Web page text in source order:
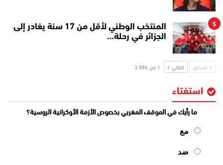
5
المنتخب الوطني لأقل من 17 سنة يغادر إلى
الجزائر في رحلة…
السابق التالي 1 من 3٬086
استفتاء
ما رأيك في الموقف المغربي بخصوص الأزمة الأوكرانية الروسية؟
مع
ضد